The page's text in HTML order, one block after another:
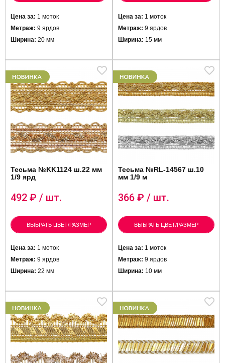
Цена за: 1 моток
Метраж: 9 ярдов
Ширина: 20 мм
Цена за: 1 моток
Метраж: 9 ярдов
Ширина: 15 мм
Тесьма №KK1124 ш.22 мм
1/9 ярд
492 ₽ / шт.
ВЫБРАТЬ ЦВЕТ/РАЗМЕР
Цена за: 1 моток
Метраж: 9 ярдов
Ширина: 22 мм
Тесьма №RL-14567 ш.10
мм 1/9 м
366 ₽ / шт.
ВЫБРАТЬ ЦВЕТ/РАЗМЕР
Цена за: 1 моток
Метраж: 9 ярдов
Ширина: 10 мм